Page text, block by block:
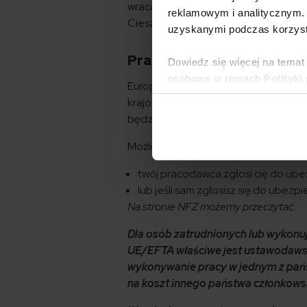
reklamowym i
uzyskanymi podczas
Dowiedz się więcej na
osobowe w ramach Polityki
wracasz do niej każdego dnia po
Cieszynie a pracujesz w Czeskim
Praca za granicą – kiedy
Europejska Karta Ubezpieczenia
krajów członkowskich UE/EFTA lub
będziesz podlegał
Możliwość korzystania z EKUZ
twój pracodawca zgłosi cię do
lub jeśli sam zgłosisz się do
Na stronie NFZ możemy przeczytać:
Dla osób zatrudnionych lub
UE/EFTA właściwe jest
wykonywanie pracy w jednym z
na koszt innego państwa